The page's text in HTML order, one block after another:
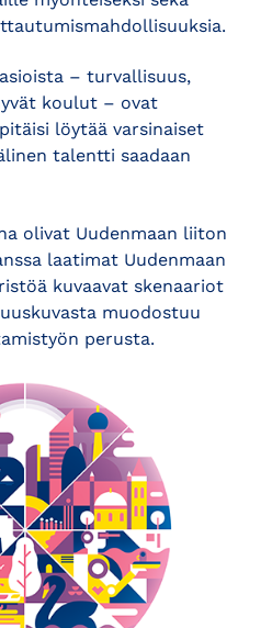
– turvallisuus,
koulut – ovat
löytää varsinaiset
talentti saadaan
olivat Uudenmaan liiton
laatimat Uudenmaan
kuvaavat skenaariot
muodostuu
perusta.